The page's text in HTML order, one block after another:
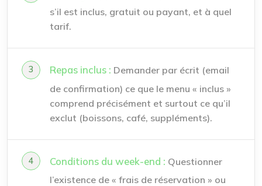
s’il est inclus, gratuit ou payant, et à quel
tarif.
Repas inclus : Demander par écrit (email
de confirmation) ce que le menu « inclus »
comprend précisément et surtout ce qu’il
exclut (boissons, café, suppléments).
Conditions du week-end : Questionner
l’existence de « frais de réservation » ou